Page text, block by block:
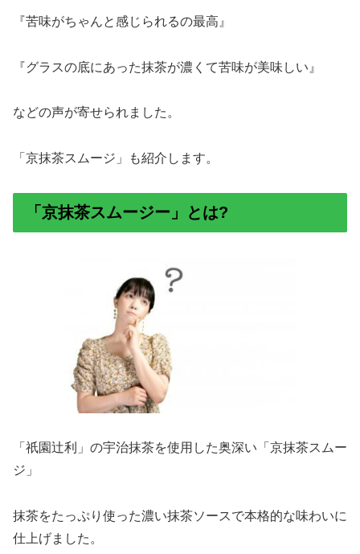
『苦味がちゃんと感じられるの最高』
『グラスの底にあった抹茶が濃くて苦味が美味しい』
などの声が寄せられました。
「京抹茶スムージ」も紹介します。
「京抹茶スムージー」とは?
「祇園辻利」の宇治抹茶を使用した奥深い「京抹茶スムー
ジ」
抹茶をたっぷり使った濃い抹茶ソースで本格的な味わいに
仕上げました。